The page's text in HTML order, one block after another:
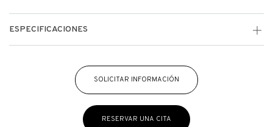
ESPECIFICACIONES
SOLICITAR INFORMACIÓN
RESERVAR UNA CITA